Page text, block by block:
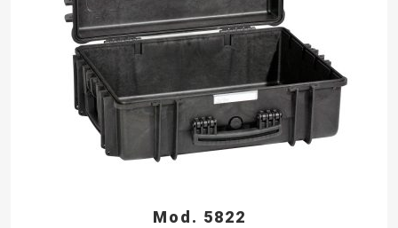
Mod. 5822